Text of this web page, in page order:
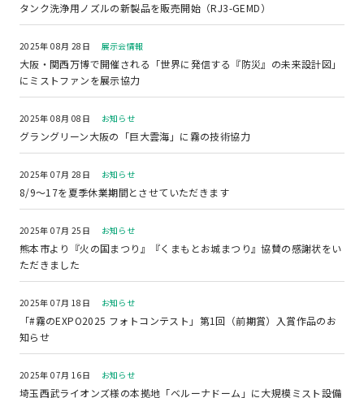
タンク洗浄用ノズルの新製品を販売開始（RJ3-GEMD）
2025年 08月 28日 展示会情報
大阪・関西万博で開催される「世界に発信する『防災』の未来設計図」
にミストファンを展示協力
2025年 08月 08日 お知らせ
グラングリーン大阪の「巨大雲海」に霧の技術協力
2025年 07月 28日 お知らせ
8/9～17を夏季休業期間とさせていただきます
2025年 07月 25日 お知らせ
熊本市より『火の国まつり』『くまもとお城まつり』協賛の感謝状をい
ただきました
2025年 07月 18日 お知らせ
「#霧のEXPO2025 フォトコンテスト」第1回（前期賞）入賞作品のお
知らせ
2025年 07月 16日 お知らせ
埼玉西武ライオンズ様の本拠地「ベルーナドーム」に大規模ミスト設備